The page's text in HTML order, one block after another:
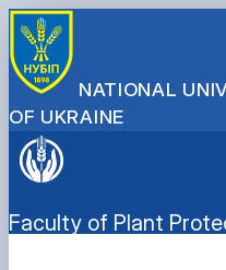
NATIONAL
OF UKRAINE
Faculty of Plant